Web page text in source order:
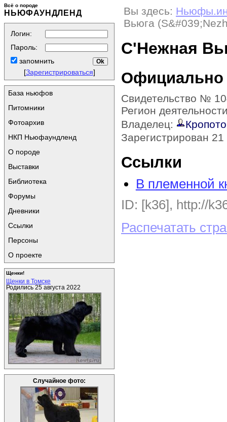
Всё о породе
НЬЮФАУНДЛЕНД
Логин:
Пароль:
запомнить
[Зарегистрироваться]
База ньюфов
Питомники
Фотоархив
НКП Ньюфаундленд
О породе
Выставки
Библиотека
Форумы
Дневники
Ссылки
Персоны
О проекте
Щенки!
Щенки в Томске
Родились 25 августа 2022
Случайное фото:
Вы здесь:
Вьюга
С'Нежная
Официально
Свидетельство №
Регион
Владелец:
Зарегистрирован
Ссылки
В племенной
ID: [k36], http://
Распечатать